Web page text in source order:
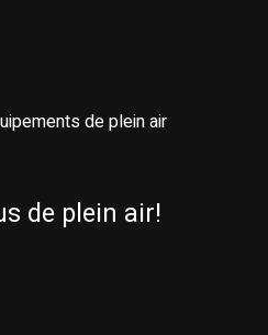
de plein air
de plein air!